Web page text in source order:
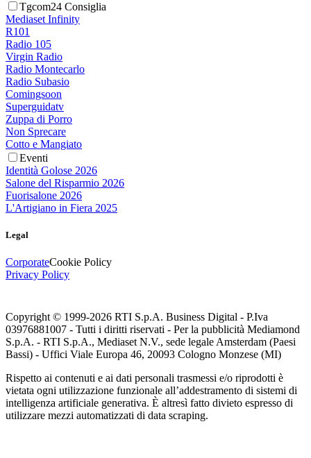
Tgcom24 Consiglia
Mediaset Infinity
R101
Radio 105
Virgin Radio
Radio Montecarlo
Radio Subasio
Comingsoon
Superguidatv
Zuppa di Porro
Non Sprecare
Cotto e Mangiato
Eventi
Identità Golose 2026
Salone del Risparmio 2026
Fuorisalone 2026
L'Artigiano in Fiera 2025
Legal
CorporateCookie Policy
Privacy Policy
Copyright © 1999-2026 RTI S.p.A. Business Digital - P.Iva
03976881007 - Tutti i diritti riservati - Per la pubblicità Mediamond
S.p.A. - RTI S.p.A., Mediaset N.V., sede legale Amsterdam (Paesi
Bassi) - Uffici Viale Europa 46, 20093 Cologno Monzese (MI)
Rispetto ai contenuti e ai dati personali trasmessi e/o riprodotti è
vietata ogni utilizzazione funzionale all’addestramento di sistemi di
intelligenza artificiale generativa. È altresì fatto divieto espresso di
utilizzare mezzi automatizzati di data scraping.